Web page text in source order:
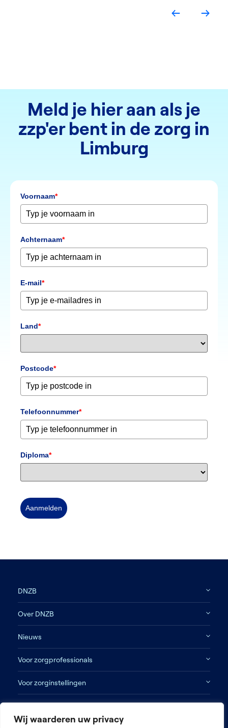
Wij waarderen uw privacy
Meld je hier aan als je
zzp'er bent in de zorg in
Limburg
Voornaam*
Achternaam*
E-mail*
Land*
Postcode*
Telefoonnummer*
Diploma*
Aanmelden
DNZB
Over DNZB
Nieuws
Voor zorgprofessionals
Voor zorginstellingen
Contact